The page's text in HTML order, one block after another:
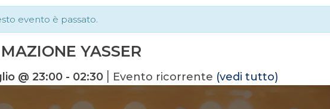
evento è passato.
YASSER
@ 23:00 - 02:30 | Evento ricorrente (vedi tutto)